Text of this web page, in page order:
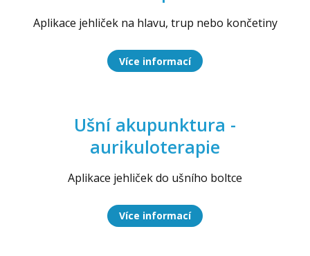
Aplikace jehliček na hlavu, trup nebo končetiny
Více informací
Ušní akupunktura -
aurikuloterapie
Aplikace jehliček do ušního boltce
Více informací